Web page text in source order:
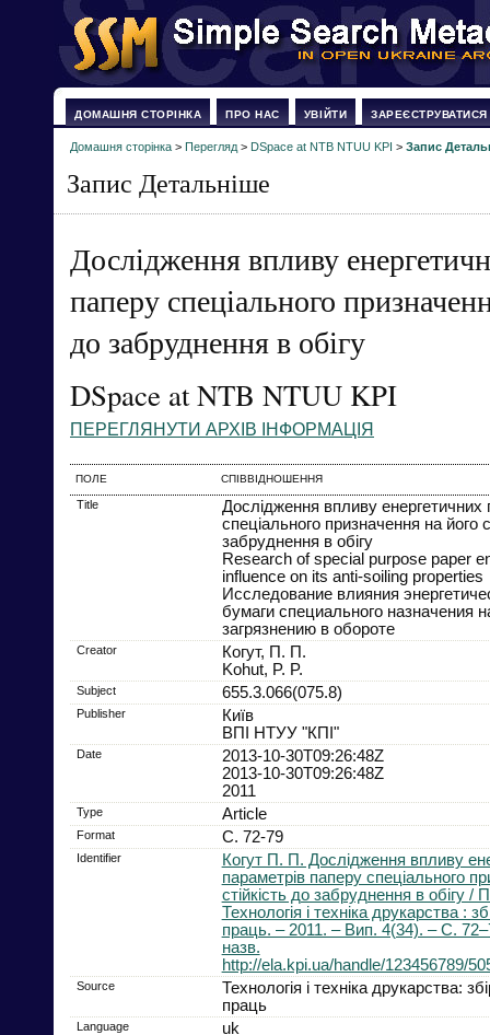
ДОМАШНЯ СТОРІНКА ПРО НАС УВІЙТИ ЗАРЕЄСТРУВАТИСЯ
Домашня сторінка > Перегляд > DSpace at NTB NTUU KPI > Запис
Запис Детальніше
Дослідження впливу
паперу спеціального
до забруднення в обігу
DSpace at NTB NTUU KPI
ПЕРЕГЛЯНУТИ АРХІВ ІНФОРМАЦІЯ
ПОЛЕ СПІВВІДНОШЕННЯ
Title
Дослідження впливу енергетичних
спеціального призначення на його
забруднення в обігу
Research of special purpose paper
influence on its anti-soiling properties
Исследование влияния
бумаги специального назначения
загрязнению в обороте
Creator
Когут, П. П.
Kohut, P. P.
Subject 655.3.066(075.8)
Publisher
Київ
ВПІ НТУУ "КПІ"
Date
2013-10-30T09:26:48Z
2013-10-30T09:26:48Z
2011
Type Article
Format С. 72-79
Identifier
Когут П. П. Дослідження впливу
параметрів паперу спеціального
стійкість до забруднення в обігу /
Технологія і техніка друкарства :
праць. – 2011. – Вип. 4(34). – С.
назв.
http://ela.kpi.ua/handle/123456789/
Source
Технологія і техніка друкарства:
праць
Language uk